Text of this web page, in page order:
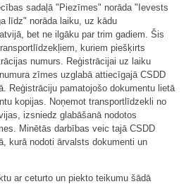
sadaļā "Piezīmes" norāda "Ievests
līdz" norāda laiku, uz kādu
bet ne ilgāku par trim gadiem. Šis
kuriem piešķirts
numurs. Reģistrācijai uz laiku
zīmes uzglabā attiecīgajā CSDD
Reģistrāciju pamatojošo dokumentu lietā
kopijas. Noņemot transportlīdzekli no
izsniedz glabāšanā nodotos
Minētās darbības veic tajā CSDD
kurā nodoti ārvalsts dokumenti un
ar ceturto un piekto teikumu šādā